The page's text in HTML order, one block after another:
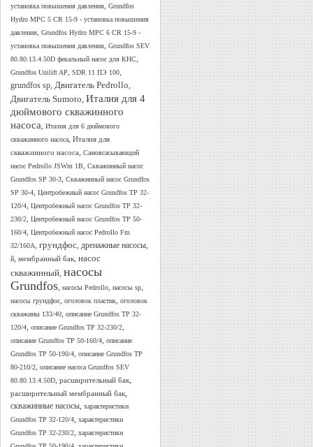
установка повышения давления, Grundfos
Hydro MPC 5 CR 15-9 - установка повышения
давления, Grundfos Hydro MPC 6 CR 15-9 -
установка повышения давления, Grundfos SEV
80.80.13.4.50D фекальный насос для КНС,
Grundfos Unilift AP, SDR 11 ПЭ 100,
grundfos sp, Двигатель Pedrollo,
Двигатель Sumoto, Италия для 4
дюймового скважинного
насоса, Италия для 6 дюймового
скважинного насоса, Италия для
скважинного насоса, Самовсасывающий
насос Pedrollo JSWm 1B, Скважинный насос
Grundfos SP 30-3, Скважинный насос Grundfos
SP 30-4, Центробежный насос Grundfos TP 32-
120/4, Центробежный насос Grundfos TP 32-
230/2, Центробежный насос Grundfos TP 50-
160/4, Центробежный насос Pedrollo Fm
32/160A, грундфос, дренажные насосы,
й, мембранный бак, насос
скважинный, насосы
Grundfos, насосы Pedrollo, насосы sp,
насосы грундфос, оголовок пластик, оголовок
скважины 133/40, описание Grundfos TP 32-
120/4, описание Grundfos TP 32-230/2,
описание Grundfos TP 50-160/4, описание
Grundfos TP 50-190/4, описание Grundfos TP
80-210/2, описание насоса Grundfos SEV
80.80.13.4.50D, расширительный бак,
расширительный мембранный бак,
скважинные насосы, характеристики
Grundfos TP 32-120/4, характеристики
Grundfos TP 32-230/2, характеристики